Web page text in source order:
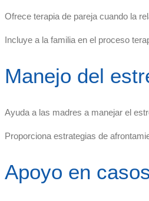
Ofrece terapia de pareja cuando la
Incluye a la familia en el proceso
Manejo del
Ayuda a las madres a manejar el
Proporciona estrategias de
Apoyo en